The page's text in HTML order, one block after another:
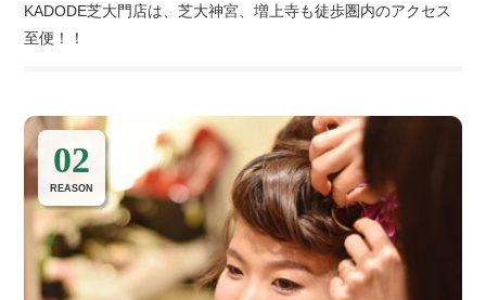
KADODE芝大門店は、芝大神宮、増上寺も徒歩圏内のアクセス
至便！！
02
REASON